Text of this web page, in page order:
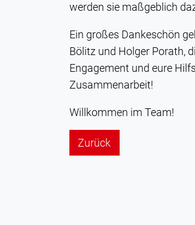
werden sie maßgeblich
Ein großes Dankeschön
Bölitz und Holger Porath,
Engagement und eure
Zusammenarbeit!
Willkommen im Team!
Zurück